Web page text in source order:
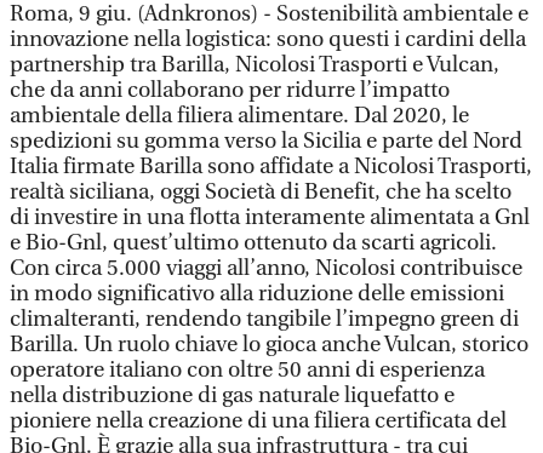
Roma, 9 giu. (Adnkronos) - Sostenibilità ambientale e
innovazione nella logistica: sono questi i cardini della
partnership tra Barilla, Nicolosi Trasporti e Vulcan,
che da anni collaborano per ridurre l’impatto
ambientale della filiera alimentare. Dal 2020, le
spedizioni su gomma verso la Sicilia e parte del Nord
Italia firmate Barilla sono affidate a Nicolosi Trasporti,
realtà siciliana, oggi Società di Benefit, che ha scelto
di investire in una flotta interamente alimentata a Gnl
e Bio-Gnl, quest’ultimo ottenuto da scarti agricoli.
Con circa 5.000 viaggi all’anno, Nicolosi contribuisce
in modo significativo alla riduzione delle emissioni
climalteranti, rendendo tangibile l’impegno green di
Barilla. Un ruolo chiave lo gioca anche Vulcan, storico
operatore italiano con oltre 50 anni di esperienza
nella distribuzione di gas naturale liquefatto e
pioniere nella creazione di una filiera certificata del
Bio-Gnl. È grazie alla sua infrastruttura - tra cui